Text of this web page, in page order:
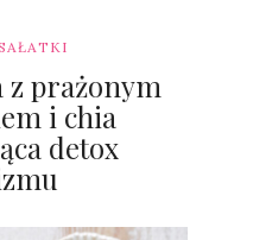
z prażonym
i chia
detox